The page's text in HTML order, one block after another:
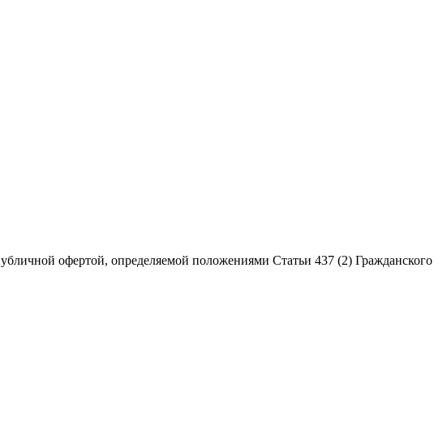
офертой, определяемой положениями Статьи 437 (2) Гражданского